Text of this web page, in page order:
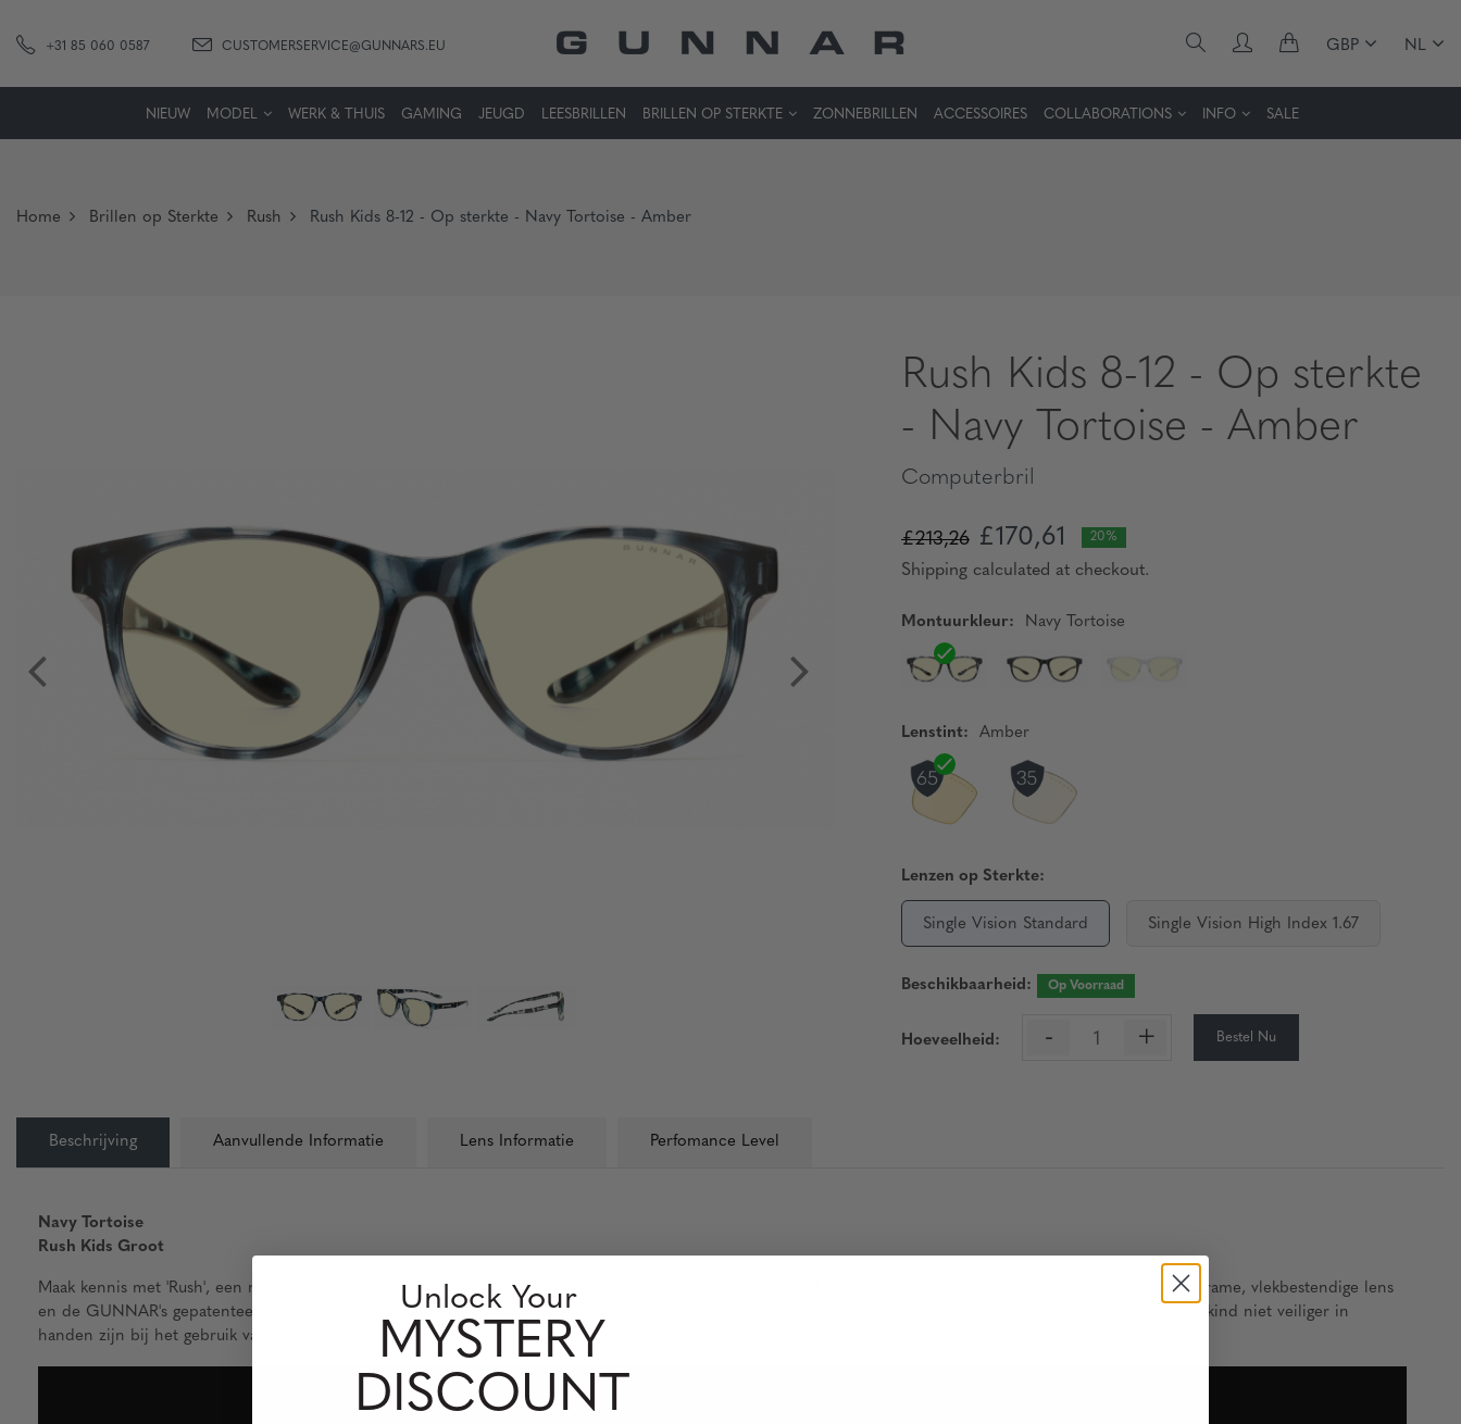
+31 85 060 0587 CUSTOMERSERVICE@GUNNARS.EU GBP NL
NIEUW MODEL WERK & THUIS GAMING JEUGD LEESBRILLEN BRILLEN OP STERKTE ZONNEBRILLEN ACCESSOIRES COLLABORATIONS INFO SALE
Home Brillen op Sterkte Rush Rush Kids 8-12 - Op sterkte - Navy Tortoise - Amber
Rush Kids 8-12 - Op sterkte
- Navy Tortoise - Amber
Computerbril
£213,26 £170,61 20%
Shipping calculated at checkout.
Montuurkleur: Navy Tortoise
Lenstint: Amber
Lenzen op Sterkte:
Single Vision Standard Single Vision High Index 1.67
Beschikbaarheid: Op Voorraad
Hoeveelheid: - + Bestel Nu
Beschrijving Aanvullende Informatie Lens Informatie Perfomance Level
Navy Tortoise
Rush Kids Groot
Maak kennis met 'Rush', een modieuze nieuwe stijl van computerbrillen die speciaal zijn ontworpen voor kinderen en tieners. Met een duurzaam rond nylon frame, vlekbestendige lens
en de GUNNAR's gepatenteerde lenstechnologie, die blauw licht blokkeert, verblinding vermindert en droge ogen helpt voorkomen, kunnen de ogen van uw kind niet veiliger in
handen zijn bij het gebruik van digitale apparaten op school of thuis.
Unlock Your
MYSTERY
DISCOUNT